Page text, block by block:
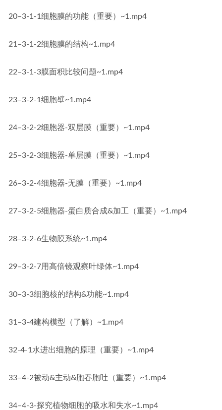
20–3-1-1细胞膜的功能（重要）~1.mp4
21–3-1-2细胞膜的结构~1.mp4
22–3-1-3膜面积比较问题~1.mp4
23–3-2-1细胞壁~1.mp4
24–3-2-2细胞器-双层膜（重要）~1.mp4
25–3-2-3细胞器-单层膜（重要）~1.mp4
26–3-2-4细胞器-无膜（重要）~1.mp4
27–3-2-5细胞器-蛋白质合成&加工（重要）~1.mp4
28–3-2-6生物膜系统~1.mp4
29–3-2-7用高倍镜观察叶绿体~1.mp4
30–3-3细胞核的结构&功能~1.mp4
31–3-4建构模型（了解）~1.mp4
32-4-1水进出细胞的原理（重要）~1.mp4
33–4-2被动&主动&胞吞胞吐（重要）~1.mp4
34–4-3-探究植物细胞的吸水和失水~1.mp4